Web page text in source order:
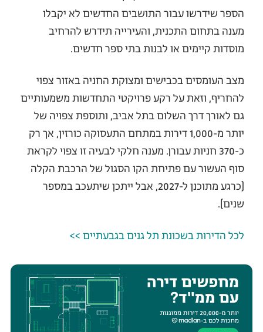
הספר שידרשו עבור התושבים החדשים לא יקבלו
מענה בתחום התכנית, והעירייה תידרש להרחיב
מוסדות קיימים או לבנות בתי ספר חדשים.
מצב העומסים בכבישים ומצוקת החניה באזור צפוי
להחריף, וזאת על רקע פרויקטי התחדשות משמעותיים
גם לאורך דרך השלום בתל אביב, ותוספת צפויה של
יותר מ-1,000 דירות במתחם התעסוקה כורזין, אך רק
כ-370 חניות עבורן. מענה חלקי לבעיה זו צפוי לקראת
סוף העשור עם פתיחת הקו הסגול של הרכבת הקלה
(כרגע מתוכנן ל-2027, אבל ייתכן שיתעכב במספר
שנים).
לכל הדירות בשכונת תל גנים בגבעתיים >>